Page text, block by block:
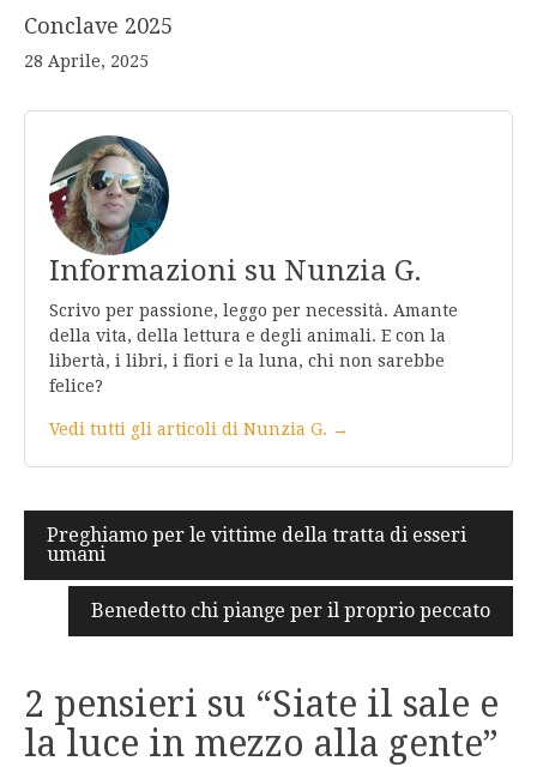
Conclave 2025
28 Aprile, 2025
Informazioni su Nunzia G.
Scrivo per passione, leggo per necessità. Amante
della vita, della lettura e degli animali. E con la
libertà, i libri, i fiori e la luna, chi non sarebbe
felice?
Vedi tutti gli articoli di Nunzia G. →
Navigazione
articoli
Preghiamo per le vittime della tratta di esseri
umani
Benedetto chi piange per il proprio peccato
2 pensieri su “Siate il sale e
la luce in mezzo alla gente”